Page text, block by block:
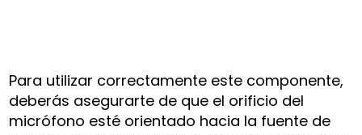
Para utilizar correctamente este componente,
deberás asegurarte de que el orificio del
micrófono esté orientado hacia la fuente de